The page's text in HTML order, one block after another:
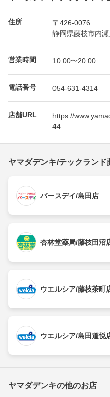
住所
〒426-0076
静岡県藤枝市内瀬
営業時間 10:00〜20:00
電話番号 054-631-4314
店舗URL
https://
44
ヤマダデンキ/テックラン
バースデイ/島田店
杏林堂薬局/藤枝田沼
ウエルシア/藤枝茶町
ウエルシア/島田道悦
ヤマダデンキの他のお店